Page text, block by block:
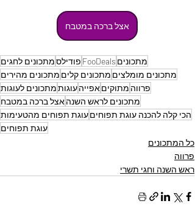
אצל ברכה במטבח
מתכונים FooDeals פודילסמתכונים לחגים
מתכונים מומלצים מתכונים קלים מתכונים מהירים
פרווה מתוקיםאפייהעוגותמתכונים לעוגות
מתכונים לראש השנהאצל ברכה במטבח
הכי קלה להכנה עוגת תפוחיםעוגת תפוחים מהטעימות
עוגת תפוחים
כל המתכונים
פרווה
ראש השנה וחגי תשרי